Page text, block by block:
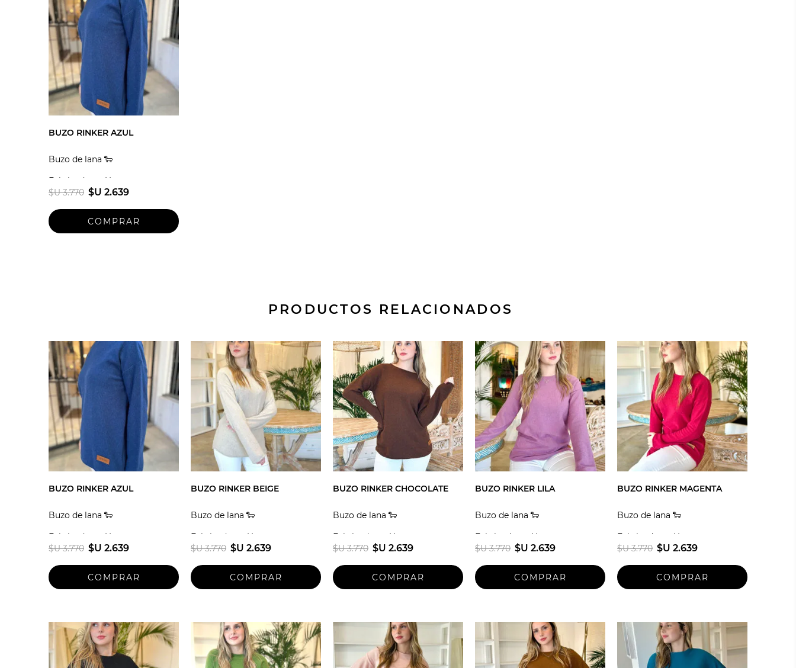
BUZO RINKER AZUL
Buzo de lana 🐑
Fabricado en Uruguay
$U 3.770 $U 2.639
PRODUCTOS RELACIONADOS
BUZO RINKER AZUL
Buzo de lana 🐑
Fabricado en Uruguay
$U 3.770 $U 2.639
BUZO RINKER BEIGE
Buzo de lana 🐑
Fabricado en Uruguay
$U 3.770 $U 2.639
BUZO RINKER CHOCOLATE
Buzo de lana 🐑
Fabricado en Uruguay
$U 3.770 $U 2.639
BUZO RINKER LILA
Buzo de lana 🐑
Fabricado en Uruguay
$U 3.770 $U 2.639
BUZO RINKER MAGENTA
Buzo de lana 🐑
Fabricado en Uruguay
$U 3.770 $U 2.639